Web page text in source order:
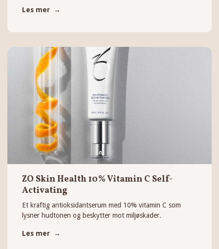
Les mer →
ZO Skin Health 10% Vitamin C Self-
Activating
Et kraftig antioksidantserum med 10% vitamin C som
lysner hudtonen og beskytter mot miljøskader.
Les mer →